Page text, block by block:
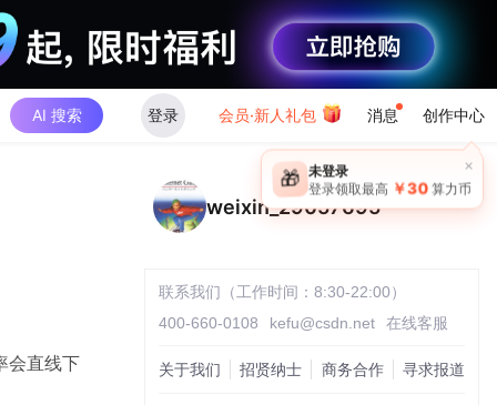
AI 搜索 登录 会员·新人礼包 消息 创作中心
会直线下
weixin_29057695
联系我们（工作时间：8:30-22:00）
400-660-0108
kefu@csdn.net 在线客服
关于我们 招贤纳士 商务合作 寻求报道